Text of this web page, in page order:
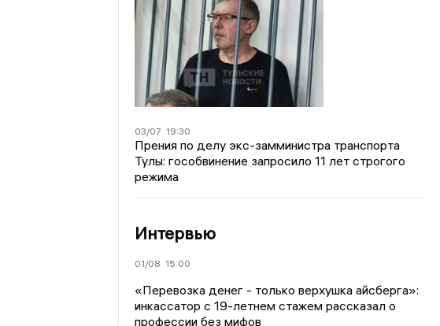
03/07 19:30
Прения по делу экс-замминистра транспорта
Тулы: гособвинение запросило 11 лет строгого
режима
Интервью
01/08 15:00
«Перевозка денег - только верхушка айсберга»:
инкассатор с 19-летнем стажем рассказал о
профессии без мифов